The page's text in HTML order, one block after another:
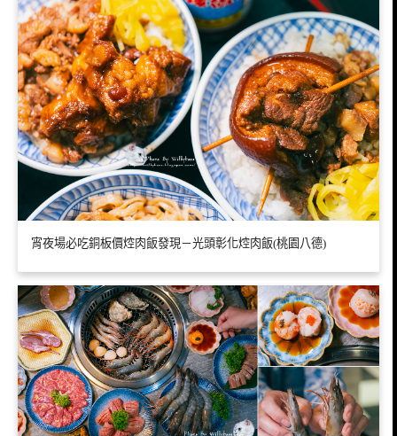
宵夜場必吃銅板價焢肉飯發現－光頭彰化焢肉飯(桃園八德)